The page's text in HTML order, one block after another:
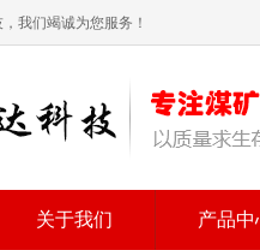
我们竭诚为您服务！
关于我们 产品中